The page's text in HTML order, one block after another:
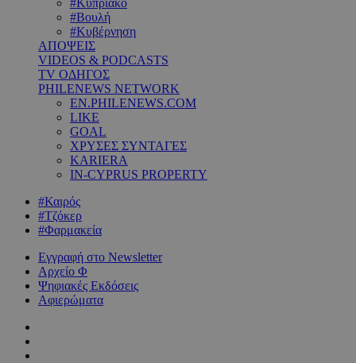
#Κυπριακό
#Βουλή
#Κυβέρνηση
ΑΠΟΨΕΙΣ
VIDEOS & PODCASTS
TV ΟΔΗΓΟΣ
PHILENEWS NETWORK
EN.PHILENEWS.COM
LIKE
GOAL
ΧΡΥΣΕΣ ΣΥΝΤΑΓΕΣ
KARIERA
IN-CYPRUS PROPERTY
#Καιρός
#Τζόκερ
#Φαρμακεία
Εγγραφή στο Newsletter
Αρχείο Φ
Ψηφιακές Εκδόσεις
Αφιερώματα